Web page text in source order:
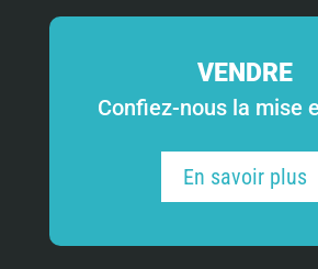
VENDRE
Confiez-nous la mise
En savoir plus